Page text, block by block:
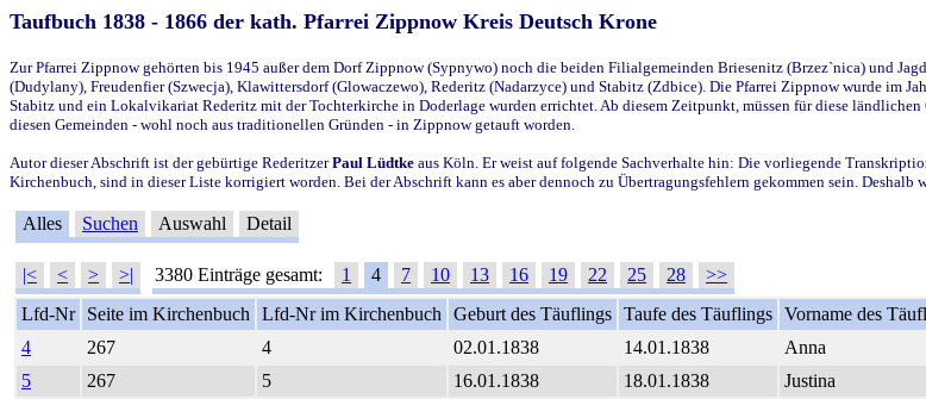
Taufbuch 1838 - 1866 der kath. Pfarrei Zippnow Kreis Deutsch Krone
Zur Pfarrei Zippnow gehörten bis 1945 außer dem Dorf Zippnow (Sypnywo) noch die beiden Filialgemeinden Briesenitz (Brzez`nica) und
(Dudylany), Freudenfier (Szwecja), Klawittersdorf (Glowaczewo), Rederitz (Nadarzyce) und Stabitz (Zdbice). Die Pfarrei Zippnow wurde im
Stabitz und ein Lokalvikariat Rederitz mit der Tochterkirche in Doderlage wurden errichtet. Ab diesem Zeitpunkt, müssen für diese
diesen Gemeinden - wohl noch aus traditionellen Gründen - in Zippnow getauft worden.
Autor dieser Abschrift ist der gebürtige RederitzerPaul Lüdtke aus Köln. Er weist auf folgende Sachverhalte hin: Die vorliegende
Kirchenbuch, sind in dieser Liste korrigiert worden. Bei der Abschrift kann es aber dennoch zu Übertragungsfehlern gekommen sein. Deshalb
Alles Suchen Auswahl Detail
|< < > >| 3380 Einträge gesamt: 1 4 7 10 13 16 19 22 25 28
>>
Lfd-Nr
Seite im Kirchenbuch Lfd-Nr im Kirchenbuch Geburt des Täuflings Taufe des Täuflings Vorname des
4
267 4 02.01.1838 14.01.1838 Anna
5
267 5 16.01.1838 18.01.1838 Justina